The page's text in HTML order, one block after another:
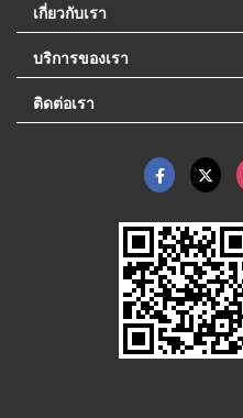
เกี่ยวกับเรา
บริการของเรา
ติดต่อเรา